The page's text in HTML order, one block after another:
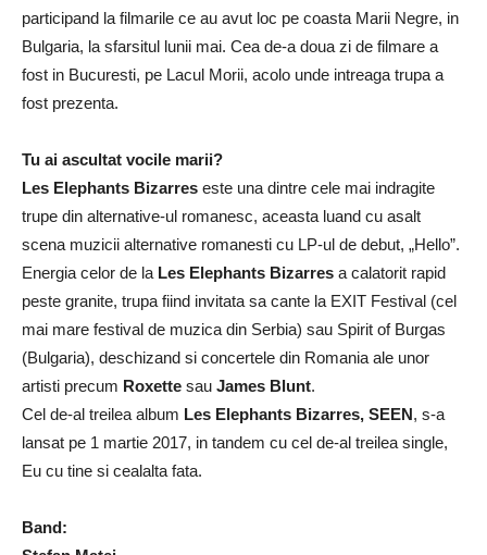
participand la filmarile ce au avut loc pe coasta Marii Negre, in
Bulgaria, la sfarsitul lunii mai. Cea de-a doua zi de filmare a
fost in Bucuresti, pe Lacul Morii, acolo unde intreaga trupa a
fost prezenta.
Tu ai ascultat vocile marii?
Les Elephants Bizarres este una dintre cele mai indragite
trupe din alternative-ul romanesc, aceasta luand cu asalt
scena muzicii alternative romanesti cu LP-ul de debut, „Hello”.
Energia celor de la Les Elephants Bizarres a calatorit rapid
peste granite, trupa fiind invitata sa cante la EXIT Festival (cel
mai mare festival de muzica din Serbia) sau Spirit of Burgas
(Bulgaria), deschizand si concertele din Romania ale unor
artisti precum Roxette sau James Blunt.
Cel de-al treilea album Les Elephants Bizarres, SEEN, s-a
lansat pe 1 martie 2017, in tandem cu cel de-al treilea single,
Eu cu tine si cealalta fata.
Band: